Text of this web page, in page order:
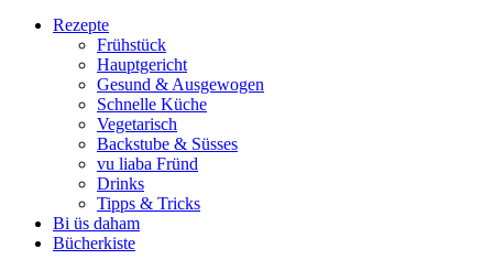
Rezepte
Frühstück
Hauptgericht
Gesund & Ausgewogen
Schnelle Küche
Vegetarisch
Backstube & Süsses
vu liaba Fründ
Drinks
Tipps & Tricks
Bi üs daham
Bücherkiste